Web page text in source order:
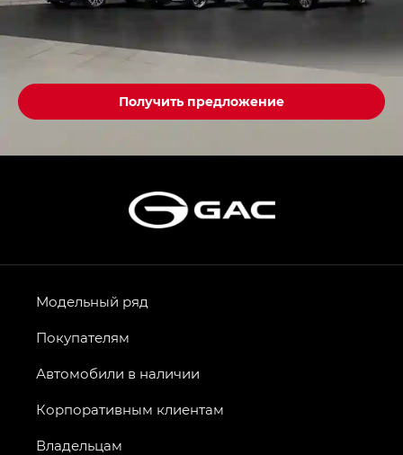
Получить предложение
Модельный ряд
Покупателям
Автомобили в наличии
Корпоративным клиентам
Владельцам